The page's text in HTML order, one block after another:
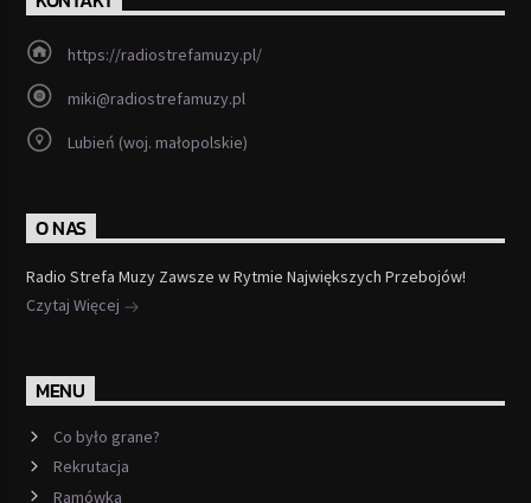
https://radiostrefamuzy.pl/
miki@radiostrefamuzy.pl
Lubień (woj. małopolskie)
O NAS
Radio Strefa Muzy Zawsze w Rytmie Największych Przebojów!
Czytaj Więcej
MENU
Co było grane?
Rekrutacja
Ramówka